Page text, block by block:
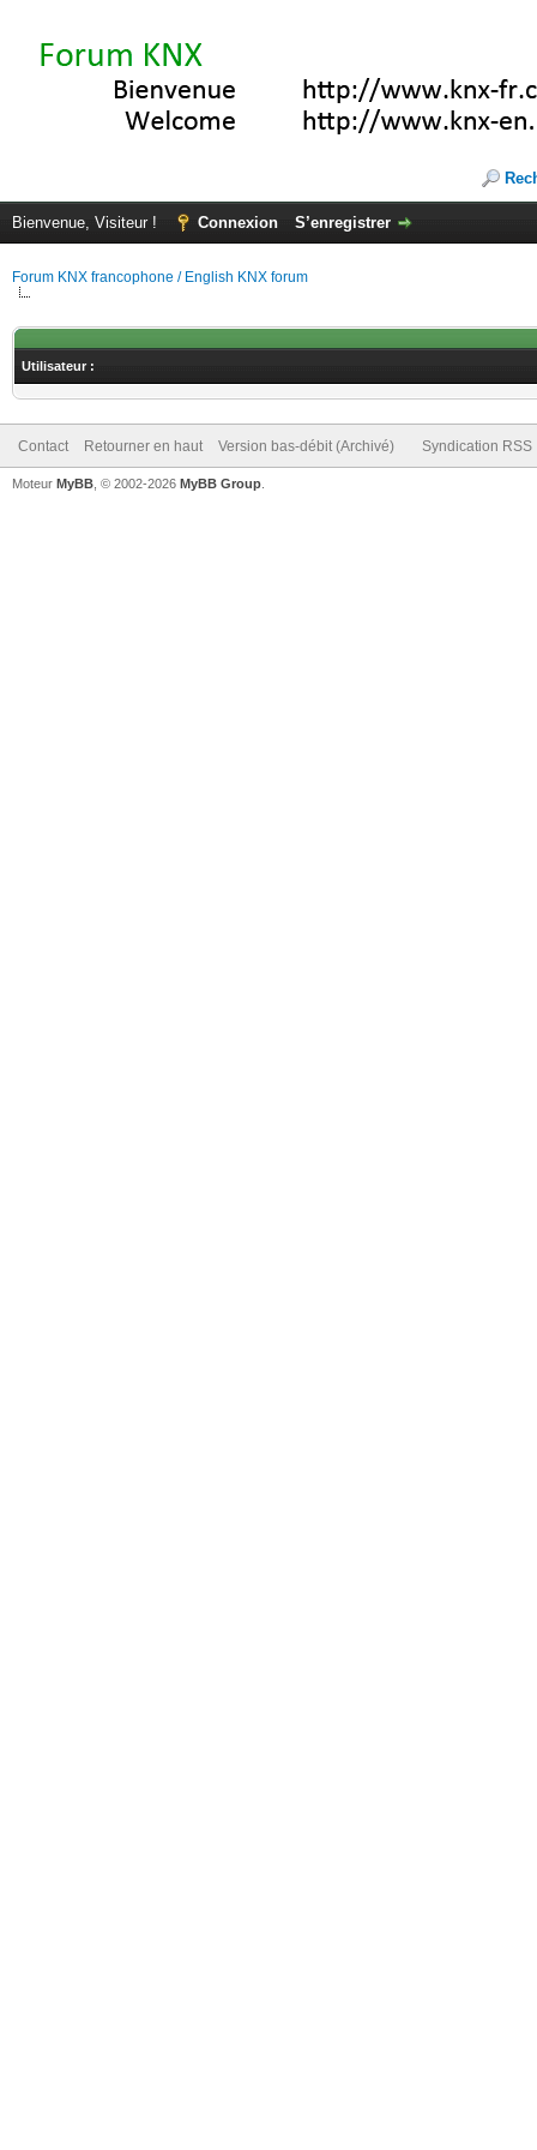
Bienvenue, Visiteur ! Connexion S’enregistrer
Forum KNX francophone / English KNX forum
Utilisateur :
Contact Retourner en haut Version bas-débit (Archivé) Syndication RSS
Moteur MyBB , © 2002-2026 MyBB Group